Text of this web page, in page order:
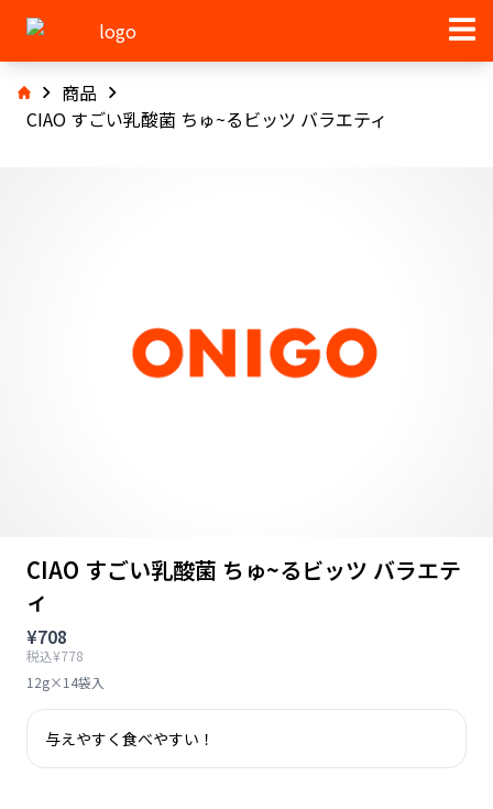
商品
CIAO すごい乳酸菌 ちゅ~るビッツ バラエティ
CIAO すごい乳酸菌 ちゅ~るビッツ バラエテ
ィ
¥708
税込¥778
12g×14袋入
与えやすく食べやすい！